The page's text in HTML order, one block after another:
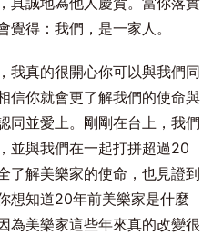
得：我們，是一家人。
我真的很開心你可以與我們同
信你就會更了解我們的使命與
同並愛上。剛剛在台上，我們
並與我們在一起打拼超過20
了解美樂家的使命，也見證到
想知道20年前美樂家是什麼
為美樂家這些年來真的改變很